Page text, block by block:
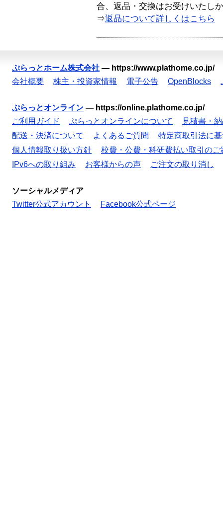
合、返品・交換はお受けいたし
⇒返品について詳しくはこちら
ぷらっとホーム株式会社 — https://www.plathome.co.jp/
会社概要
株主・投資家情報 電子公告 OpenBlocks
ぷらっとオンライン — https://online.plathome.co.jp/
ご利用ガイド
ぷらっとオンラインについて
見積書・
配送・決済について
よくあるご質問
特定商取引法に
個人情報取り扱い方針
校費・公費・科研費払い取引のご
IPv6への取り組み
お客様からの声 ご注文の取り消し
ソーシャルメディア
Twitter公式アカウント
Facebook公式ページ